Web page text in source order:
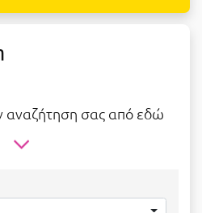
αναζήτηση σας από εδώ